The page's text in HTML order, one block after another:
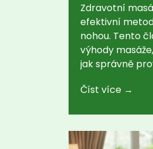
Zdravotní
efektivní
nohou. Tento
výhody
jak správně
se s
Číst více →